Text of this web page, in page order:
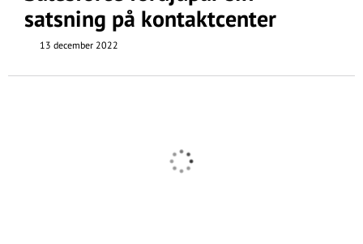
satsning på kontaktcenter
13 december 2022